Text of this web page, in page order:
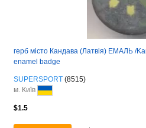
герб місто Кандава (Латвія) ЕМАЛЬ /
enamel badge
SUPERSPORT (8515)
м. Київ
$1.5